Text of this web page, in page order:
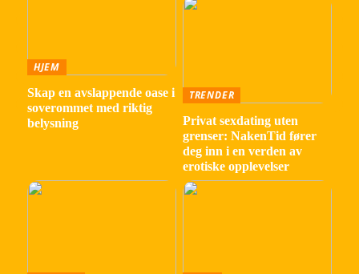
HJEM
Skap en avslappende oase i
soverommet med riktig
belysning
TRENDER
Privat sexdating uten
grenser: NakenTid fører
deg inn i en verden av
erotiske opplevelser